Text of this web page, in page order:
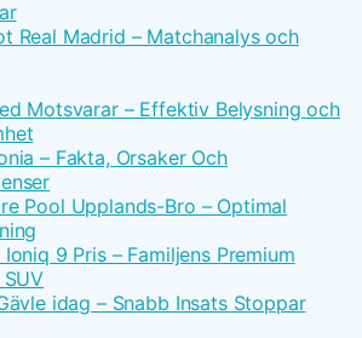
Real Madrid – Matchanalys och
Motsvarar – Effektiv Belysning och
– Fakta, Orsaker Och
Pool Upplands-Bro – Optimal
9 Pris – Familjens Premium
idag – Snabb Insats Stoppar